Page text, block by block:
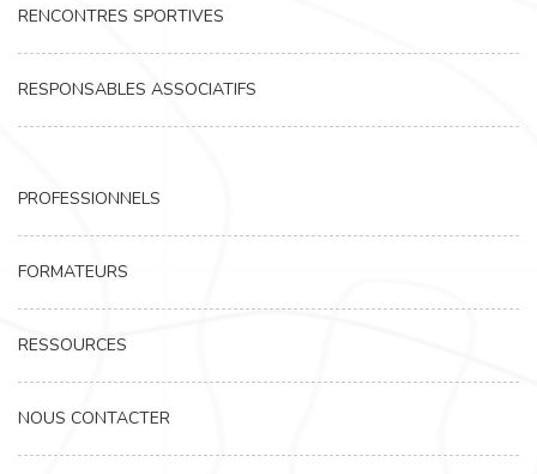
RENCONTRES SPORTIVES
RESPONSABLES ASSOCIATIFS
PROFESSIONNELS
FORMATEURS
RESSOURCES
NOUS CONTACTER